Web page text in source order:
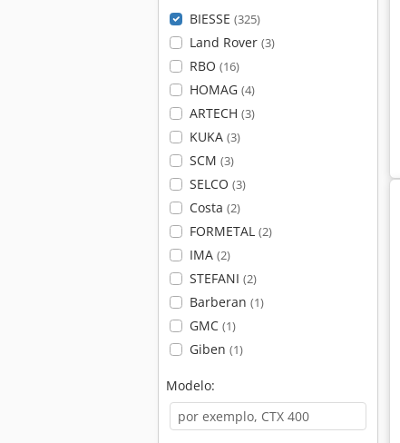
BIESSE (325)
Land Rover (3)
RBO (16)
HOMAG (4)
ARTECH (3)
KUKA (3)
SCM (3)
SELCO (3)
Costa (2)
FORMETAL (2)
IMA (2)
STEFANI (2)
Barberan (1)
GMC (1)
Giben (1)
Modelo: